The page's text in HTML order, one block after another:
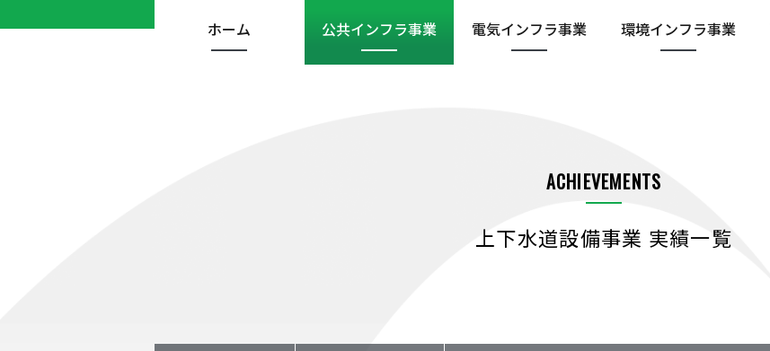
ホーム 公共インフラ事業 電気インフラ事業 環境インフラ事業
ACHIEVEMENTS
上下水道設備事業 実績一覧